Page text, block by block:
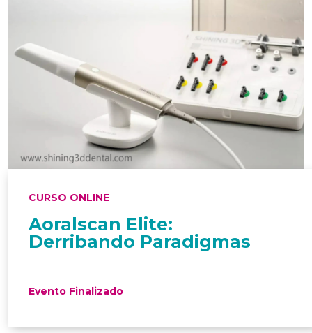
CURSO ONLINE
Aoralscan Elite:
Derribando Paradigmas
Evento Finalizado